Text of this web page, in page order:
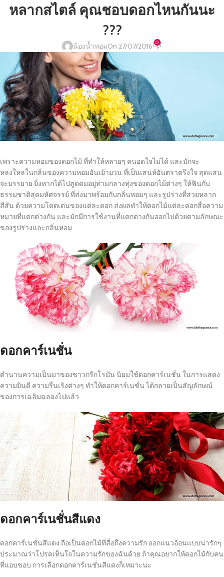
หลากสไตล์ คุณชอบดอกไหนกันนะ
???
น้องน้ำหอมOn 27/07/2016 0
เพราะความหอมของดอกไม้ ที่ทำให้หลายๆ คนอดใจไม่ได้ และมักจะ
หลงใหลในกลิ่นของความหอมอันเย้ายวน ที่เป็นเสน่ห์อันตราตรึงใจ สุดแสน
จะบรรยาย ยิ่งหากได้ไปสูดดมอยู่ท่ามกลางทุ่งของดอกไม้ต่างๆ ให้ฟินกับ
ธรรมชาติสุดมหัศจรรย์ ที่ส่งมาพร้อมกับกลิ่นหอมๆ และรูปร่างที่สวยหลาก
สีสัน ด้วยความโดดเด่นของแต่ละดอก ส่งผลทำให้ดอกไม้แต่ละดอกสื่อความ
หมายที่แตกต่างกัน และมักมีการใช้งานที่แตกต่างกันออกไปด้วยตามลักษณะ
ของรูปร่างและกลิ่นหอม
ดอกคาร์เนชั่น
ตำนานความเป็นมาของชาวกรีกโรมัน นิยมใช้ดอกคาร์เนชั่น ในการแสดง
ความยินดี ความรื่นเริงต่างๆ ทำให้ดอกคาร์เนชั่น ได้กลายเป็นสัญลักษณ์
ของการเฉลิมฉลองไปแล้ว
ดอกคาร์เนชั่นสีแดง
ดอกคาร์เนชั่นสีแดง ถือเป็นดอกไม้ที่สื่อถึงความรัก ออกแนวอ้อนแบบน่ารักๆ
ประมาณว่าโปรดเห็นใจในความรักของฉันด้วย ถ้าคุณอยากให้ดอกไม้กับคน
ที่แอบชอบ การเลือกดอกคาร์เนชั่นสีแดงก็เหมาะนะ